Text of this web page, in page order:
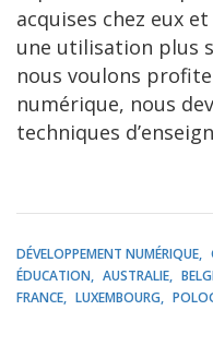
acquises chez eux
une utilisation plus
nous voulons
numérique, nous
techniques
DÉVELOPPEMENT NUMÉRIQUE
ÉDUCATION
AUSTRALIE
FRANCE
LUXEMBOURG